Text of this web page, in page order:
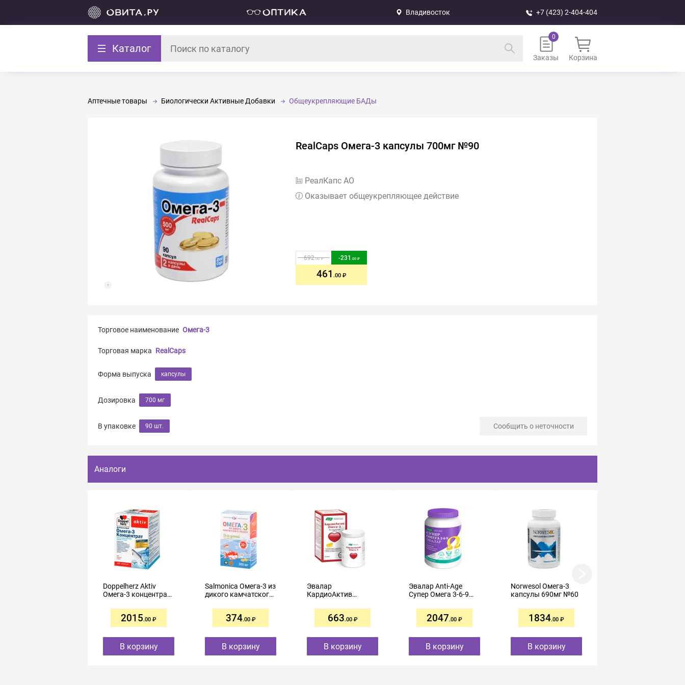
Владивосток +7 (423) 2-404-404
Каталог
Заказы Корзина
Аптечные товары Биологически Активные Добавки Общеукрепляющие БАДы
RealCaps Омега-3 капсулы 700мг №90
РеалКапс АО
Оказывает общеукрепляющее действие
692.00 -231 .00
461 .00
Торговое наименование Омега-3
Торговая марка RealCaps
Форма выпуска капсулы
Дозировка 700 мг
В упаковке 90 шт. Сообщить о неточности
Аналоги
Doppelherz Aktiv
Омега-3 концентрат
2015.00
В корзину
Salmonica Омега-3 из
дикого камчатского
300мг №84 с 3 лет
374.00
В корзину
Эвалар
КардиоАктив
1000мг №30
663.00
В корзину
Эвалар Anti-Age
Супер Омега 3-6-9
2047.00
В корзину
Norwesol Омега-3
капсулы 690мг №60
1834.00
В корзину